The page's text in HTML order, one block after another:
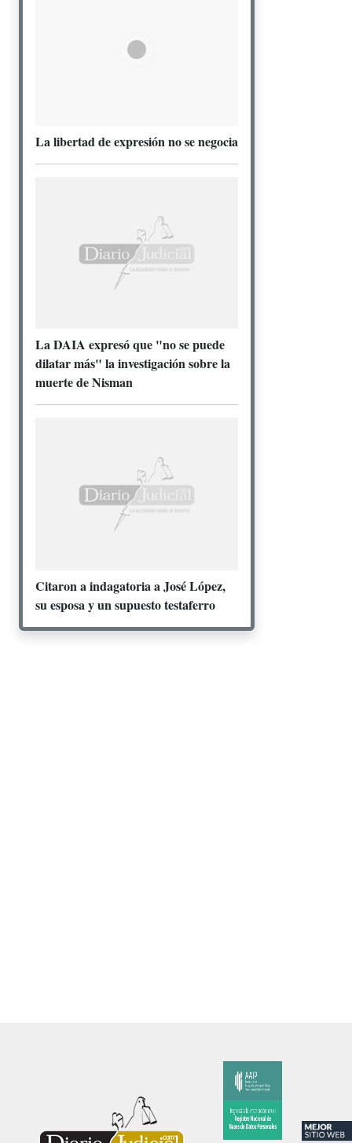
La libertad de expresión no se negocia
La DAIA expresó que "no se puede
dilatar más" la investigación sobre la
muerte de Nisman
Citaron a indagatoria a José López,
su esposa y un supuesto testaferro